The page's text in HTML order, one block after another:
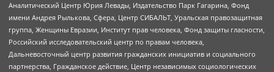
Аналитический Центр Юрия Левады, Издательство Парк Гагарина, Фонд
имени Андрея Рылькова, Сфера, Центр СИБАЛЬТ, Уральская правозащитная
группа, Женщины Евразии, Институт прав человека, Фонд защиты гласности,
Российский исследовательский центр по правам человека,
Дальневосточный центр развития гражданских инициатив и социального
партнерства, Гражданское действие, Центр независимых социологических